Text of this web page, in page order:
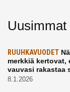
RUUHKAVUODET
merkkiä kertovat,
vauvasi rakastaa
8.1.2026